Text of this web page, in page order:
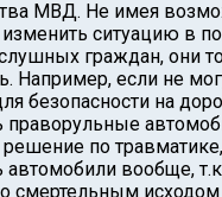
МВД. Не имея
ситуацию в
граждан, они
Например, если не
безопасности на
праворульные
решение по
автомобили вообще,
смертельным